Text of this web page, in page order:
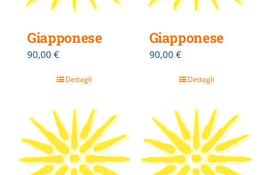
Giapponese
90,00 €
Dettagli
Giapponese
90,00 €
Dettagli